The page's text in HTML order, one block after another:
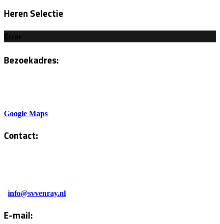
Heren Selectie
Error
Bezoekadres:
Google Maps
Contact:
info@svvenray.nl
E-mail: